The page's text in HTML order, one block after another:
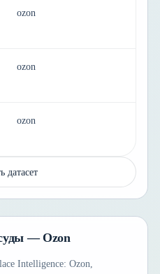
ozon
ozon
ozon
датасет
— Ozon
Intelligence: Ozon,